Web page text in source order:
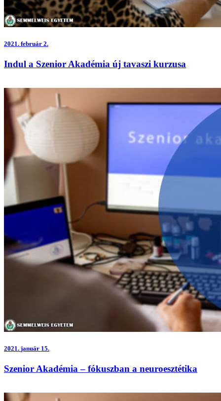
2021. február 2.
Indul a Szenior Akadémia új tavaszi kurzusa
2021. január 15.
Szenior Akadémia – fókuszban a neuroesztétika